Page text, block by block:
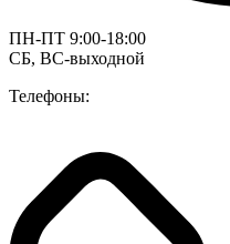
ПН-ПТ 9:00-18:00
СБ, ВС-выходной
Телефоны: